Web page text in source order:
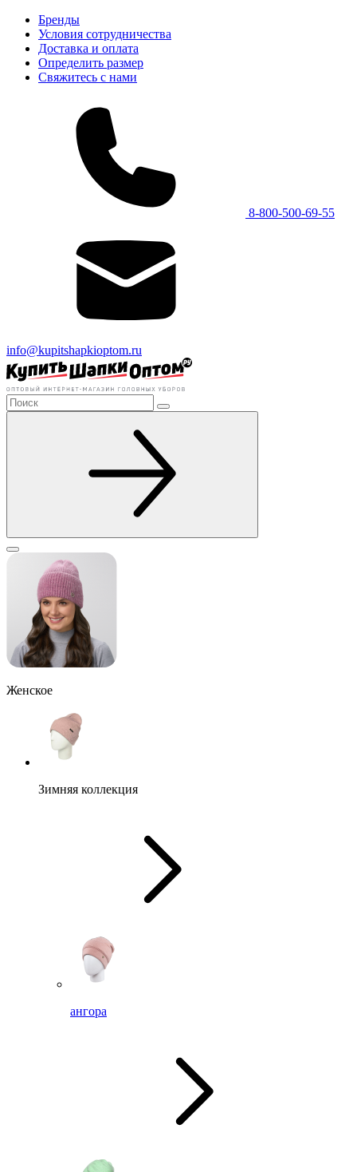
Бренды
Условия сотрудничества
Доставка и оплата
Определить размер
Свяжитесь с нами
8-800-500-69-55
info@kupitshapkioptom.ru
Женское
Зимняя коллекция
ангора